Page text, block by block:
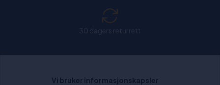
Chat: Åpen alle hverdager fra kl. 11:00-15:30.
Vi bruker informasjonskapsler